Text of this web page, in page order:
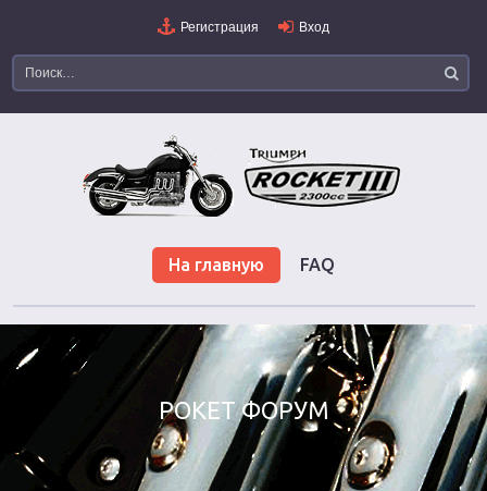
Регистрация Вход
На главную FAQ
РОКЕТ ФОРУМ